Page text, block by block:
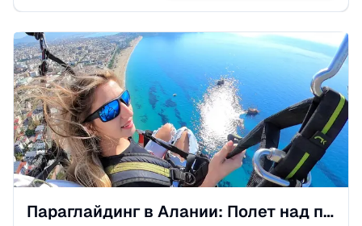
Параглайдинг в Алании: Полет над пляжем Клеопатры